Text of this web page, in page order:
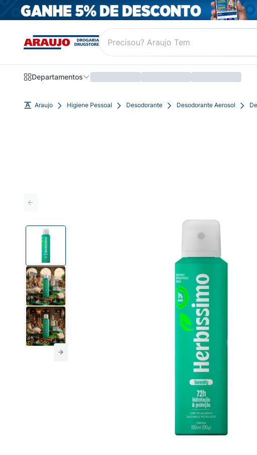
Departamentos
Araujo Higiene Pessoal Desodorante Desodorante Aerosol